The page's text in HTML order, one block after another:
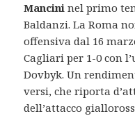
Mancini nel primo
Baldanzi. La Roma
offensiva dal 16
Cagliari per 1-0 con
Dovbyk. Un
versi, che riporta
dell’attacco